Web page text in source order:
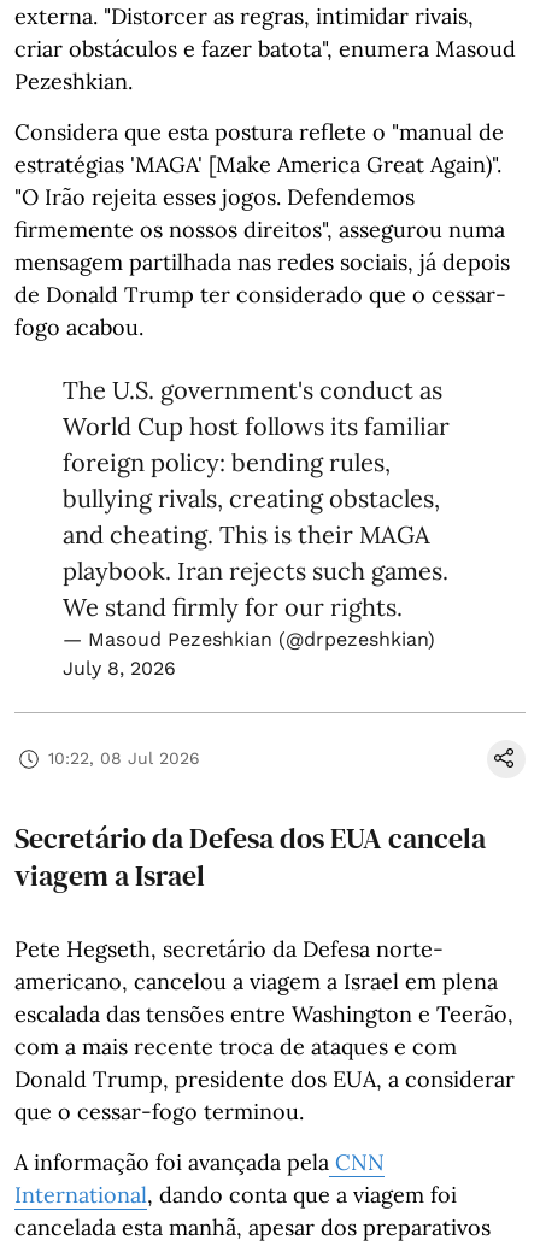
externa. "Distorcer as regras, intimidar rivais,
criar obstáculos e fazer batota", enumera Masoud
Pezeshkian.
Considera que esta postura reflete o "manual de
estratégias 'MAGA' [Make America Great Again)".
"O Irão rejeita esses jogos. Defendemos
firmemente os nossos direitos", assegurou numa
mensagem partilhada nas redes sociais, já depois
de Donald Trump ter considerado que o cessar-
fogo acabou.
The U.S. government's conduct as
World Cup host follows its familiar
foreign policy: bending rules,
bullying rivals, creating obstacles,
and cheating. This is their MAGA
playbook. Iran rejects such games.
We stand firmly for our rights.
— Masoud Pezeshkian (@drpezeshkian)
July 8, 2026
10:22, 08 Jul 2026
Secretário da Defesa dos EUA cancela
viagem a Israel
Pete Hegseth, secretário da Defesa norte-
americano, cancelou a viagem a Israel em plena
escalada das tensões entre Washington e Teerão,
com a mais recente troca de ataques e com
Donald Trump, presidente dos EUA, a considerar
que o cessar-fogo terminou.
A informação foi avançada pela CNN
International, dando conta que a viagem foi
cancelada esta manhã, apesar dos preparativos